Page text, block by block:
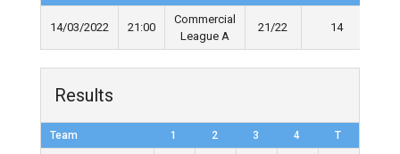
14/03/2022 21:00
Commercial
League A
21/22 14
Results
Team 1 2 3 4 T